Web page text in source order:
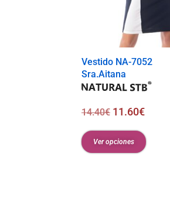
Vestido NA-7052
Sra.Aitana
14.40€ 11.60€
Ver opciones